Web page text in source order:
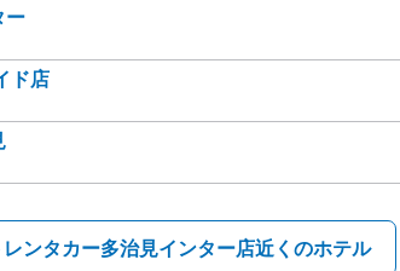
ー
ド店
ンタカー多治見インター店近くのホテル